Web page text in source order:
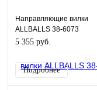
Направляющие вилки
ALLBALLS 38-6073
5 355 руб.
Подробнее